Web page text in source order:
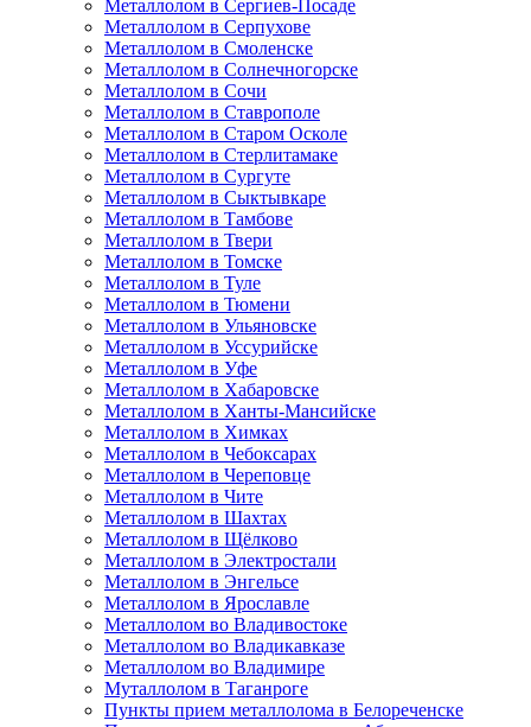
Металлолом в Сергиев-Посаде
Металлолом в Серпухове
Металлолом в Смоленске
Металлолом в Солнечногорске
Металлолом в Сочи
Металлолом в Ставрополе
Металлолом в Старом Осколе
Металлолом в Стерлитамаке
Металлолом в Сургуте
Металлолом в Сыктывкаре
Металлолом в Тамбове
Металлолом в Твери
Металлолом в Томске
Металлолом в Туле
Металлолом в Тюмени
Металлолом в Ульяновске
Металлолом в Уссурийске
Металлолом в Уфе
Металлолом в Хабаровске
Металлолом в Ханты-Мансийске
Металлолом в Химках
Металлолом в Чебоксарах
Металлолом в Череповце
Металлолом в Чите
Металлолом в Шахтах
Металлолом в Щёлково
Металлолом в Электростали
Металлолом в Энгельсе
Металлолом в Ярославле
Металлолом во Владивостоке
Металлолом во Владикавказе
Металлолом во Владимире
Муталлолом в Таганроге
Пункты прием металлолома в Белореченске